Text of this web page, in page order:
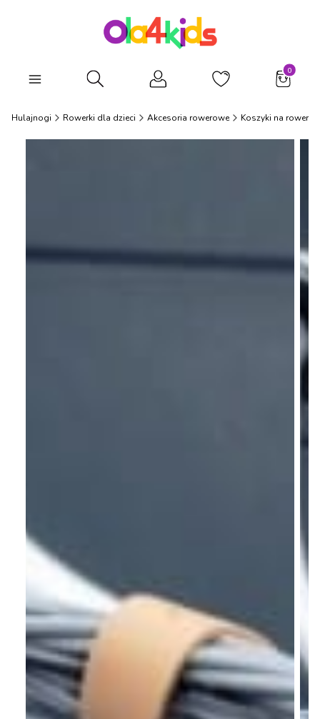
Otwórz wyszukiwarkę
i Hulajnogi Rowerki dla dzieci Akcesoria rowerowe Koszyki na rower